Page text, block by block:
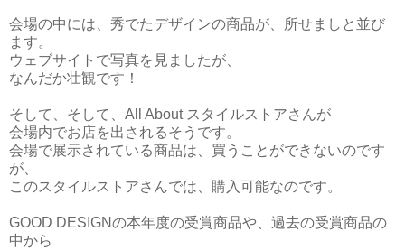
会場の中には、秀でたデザインの商品が、所せましと並び
ます。
ウェブサイトで写真を見ましたが、
なんだか壮観です！
そして、そして、All About スタイルストアさんが
会場内でお店を出されるそうです。
会場で展示されている商品は、買うことができないのです
が、
このスタイルストアさんでは、購入可能なのです。
GOOD DESIGNの本年度の受賞商品や、過去の受賞商品の
中から